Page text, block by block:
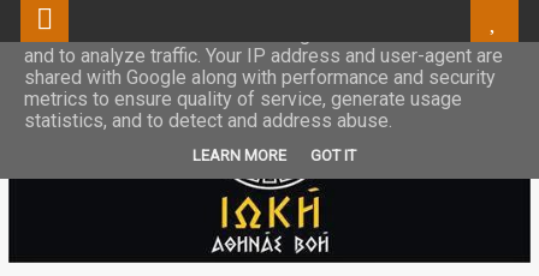
This site uses cookies from Google to deliver its services
and to analyze traffic. Your IP address and user-agent are
shared with Google along with performance and security
metrics to ensure quality of service, generate usage
statistics, and to detect and address abuse.
LEARN MORE GOT IT